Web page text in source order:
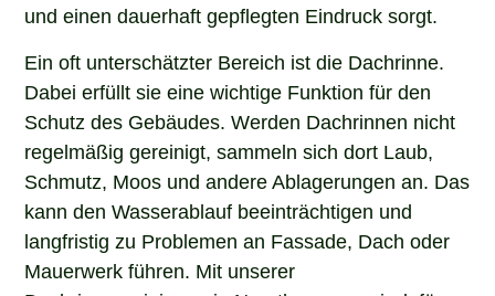
und einen dauerhaft gepflegten Eindruck sorgt.
Ein oft unterschätzter Bereich ist die Dachrinne.
Dabei erfüllt sie eine wichtige Funktion für den
Schutz des Gebäudes. Werden Dachrinnen nicht
regelmäßig gereinigt, sammeln sich dort Laub,
Schmutz, Moos und andere Ablagerungen an. Das
kann den Wasserablauf beeinträchtigen und
langfristig zu Problemen an Fassade, Dach oder
Mauerwerk führen. Mit unserer